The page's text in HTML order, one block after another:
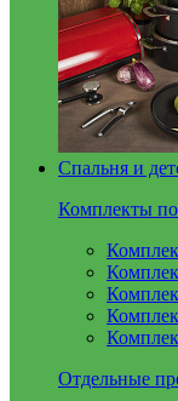
Спальня и
Комплекты
Отдельные